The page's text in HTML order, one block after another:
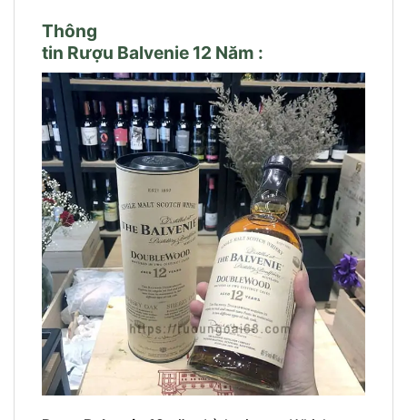
Thông
tin Rượu Balvenie 12 Năm :